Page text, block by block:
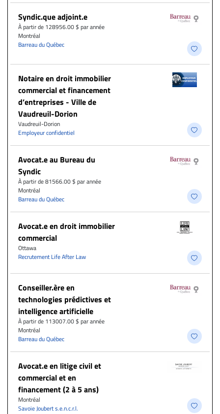
Syndic.que adjoint.e
À partir de 128956.00 $ par année
Montréal
Barreau du Québec
Notaire en droit immobilier
commercial et financement
d’entreprises - Ville de
Vaudreuil-Dorion
Vaudreuil-Dorion
Employeur confidentiel
Avocat.e au Bureau du
Syndic
À partir de 81566.00 $ par année
Montréal
Barreau du Québec
Avocat.e en droit immobilier
commercial
Ottawa
Recrutement Life After Law
Conseiller.ère en
technologies prédictives et
intelligence artificielle
À partir de 113007.00 $ par année
Montréal
Barreau du Québec
Avocat.e en litige civil et
commercial et en
financement (2 à 5 ans)
Montréal
Savoie Joubert s.e.n.c.r.l.